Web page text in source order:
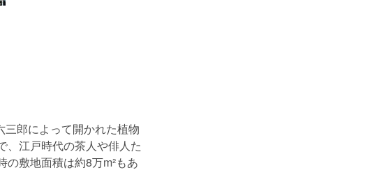
郎によって開かれた植物
、江戸時代の茶人や俳人た
敷地面積は約8万m²もあ